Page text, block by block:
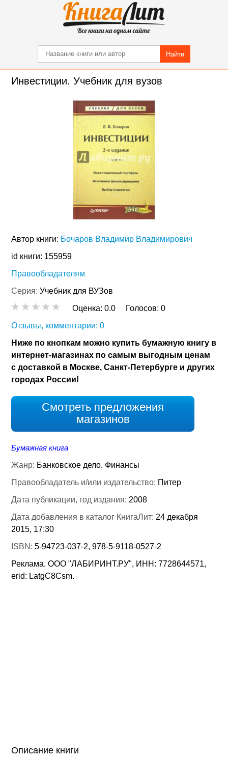
Найти
Инвестиции. Учебник для вузов
Автор книги: Бочаров Владимир Владимирович
id книги: 155959
Правообладателям
Серия:Учебник для ВУЗов
Оценка:0.0 Голосов:0
Отзывы, комментарии: 0
Ниже по кнопкам можно купить бумажную книгу в
интернет-магазинах по самым выгодным ценам
с доставкой в Москве, Санкт-Петербурге и других
городах России!
Смотреть предложения
магазинов
Бумажная книга
Жанр: Банковское дело. Финансы
Правообладатель и/или издательство: Питер
Дата публикации, год издания: 2008
Дата добавления в каталог КнигаЛит: 24 декабря
2015, 17:30
ISBN:5-94723-037-2, 978-5-9118-0527-2
Реклама. ООО "ЛАБИРИНТ.РУ", ИНН: 7728644571,
erid: LatgC8Csm.
Описание книги